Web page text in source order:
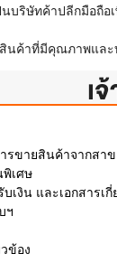
บริษัทค้าปลีกมือถือ
นค้าที่มีคุณภาพแล
เ
รขายสินค้าจากสาข
เศษ
บเงิน และเอกสารเ
ฯ
ข้อง